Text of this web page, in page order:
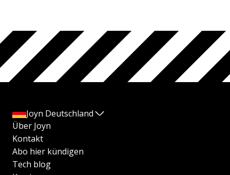
Joyn Deutschland
Über Joyn
Kontakt
Abo hier kündigen
Tech blog